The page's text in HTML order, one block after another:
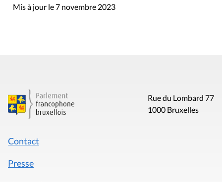
Mis à jour le 7 novembre 2023
Rue du Lombard 77
1000 Bruxelles
Contact
Presse